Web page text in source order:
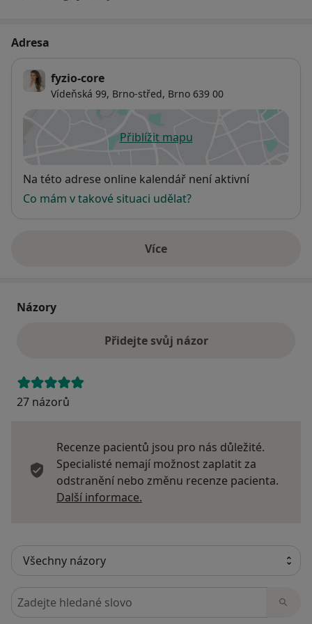
Kurz SM systém část I. a III.
Kurz Kinesiotaping (Rehasport)
Pasivní účast na Spinálním kongresu
Adresa
fyzio-core
Vídeňská 99, Brno-střed, Brno 639 00
Přiblížit mapuse otevře v nové záložce
Dostupnost
Na této adrese online kalendář není aktivní
Co mám v takové situaci udělat?
Víceo adrese
Názory
Přidejte svůj názor
27 názorů
Recenze pacientů jsou pro nás důležité.
Specialisté nemají možnost zaplatit za
odstranění nebo změnu recenze pacienta.
Další informace.
Hledejte v názorech